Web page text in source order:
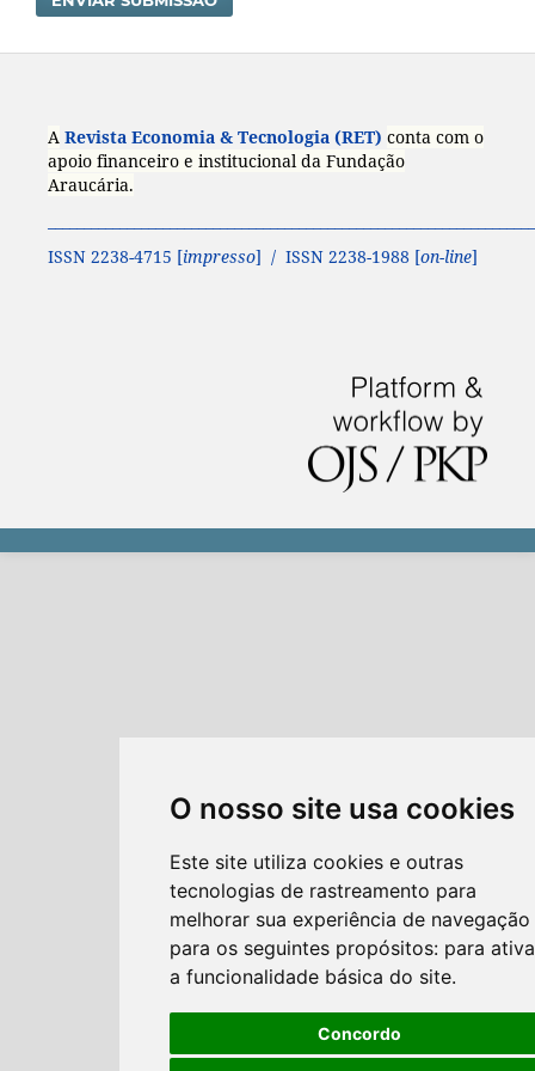
O nosso site usa cookies
Este site utiliza cookies e outras
tecnologias de rastreamento para
melhorar sua experiência de navegação
para os seguintes propósitos: para
a funcionalidade básica do site.
Concordo
A Revista Economia & Tecnologia (RET) conta com o
apoio financeiro e institucional da Fundação
Araucária.
ISSN 2238-4715 [impresso] / ISSN 2238-1988 [on-line]